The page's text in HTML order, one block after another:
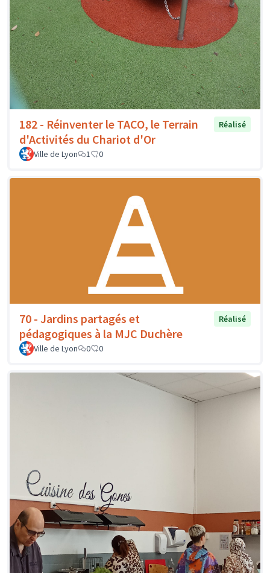
182 - Réinventer le TACO, le Terrain
d'Activités du Chariot d'Or
Réalisé
Ville de Lyon 1 0
70 - Jardins partagés et
pédagogiques à la MJC Duchère
Réalisé
Ville de Lyon 0 0